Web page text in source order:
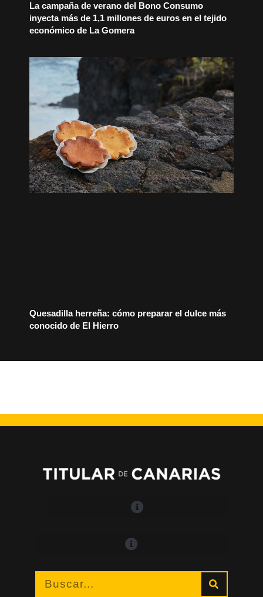
La campaña de verano del Bono Consumo
inyecta más de 1,1 millones de euros en el tejido
económico de La Gomera
Quesadilla herreña: cómo preparar el dulce más
conocido de El Hierro